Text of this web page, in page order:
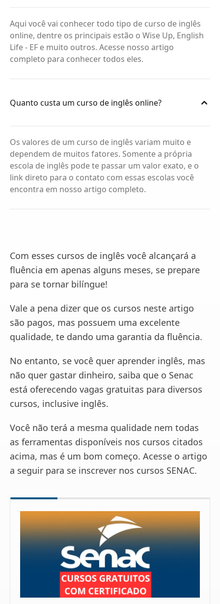
Aqui você vai conhecer todo tipo de curso de inglês
online, dentre os principais estão o Wise Up, English
Life - EF e muito outros. Acesse nosso artigo
completo para conhecer todos eles.
Quanto custa um curso de inglês online?
Os valores de um curso de inglês variam muito e
dependem de muitos fatores. Somente a própria
escola de inglês pode te passar um valor exato, e o
link direto para o contato com essas escolas você
encontra em nosso artigo completo.
Com esses cursos de inglês você alcançará a
fluência em apenas alguns meses, se prepare
para se tornar bilíngue!
Vale a pena dizer que os cursos neste artigo
são pagos, mas possuem uma excelente
qualidade, te dando uma garantia da fluência.
No entanto, se você quer aprender inglês, mas
não quer gastar dinheiro, saiba que o Senac
está oferecendo vagas gratuitas para diversos
cursos, inclusive inglês.
Você não terá a mesma qualidade nem todas
as ferramentas disponíveis nos cursos citados
acima, mas é um bom começo. Acesse o artigo
a seguir para se inscrever nos cursos SENAC.